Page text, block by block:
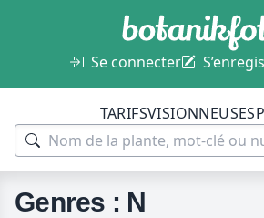
Se connecter
TARIFSVISIONNEUSES
Genres : N